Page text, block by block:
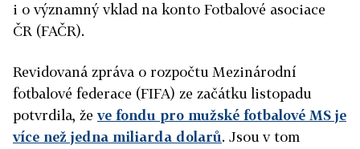
i o významný vklad na konto Fotbalové asociace
ČR (FAČR).
Revidovaná zpráva o rozpočtu Mezinárodní
fotbalové federace (FIFA) ze začátku listopadu
potvrdila, ževe fondu pro mužské fotbalové MS je
více než jedna miliarda dolarů. Jsou v tom